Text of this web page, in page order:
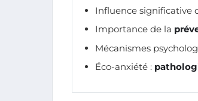
Influence significative
Importance de la
Mécanismes
Éco-anxiété :